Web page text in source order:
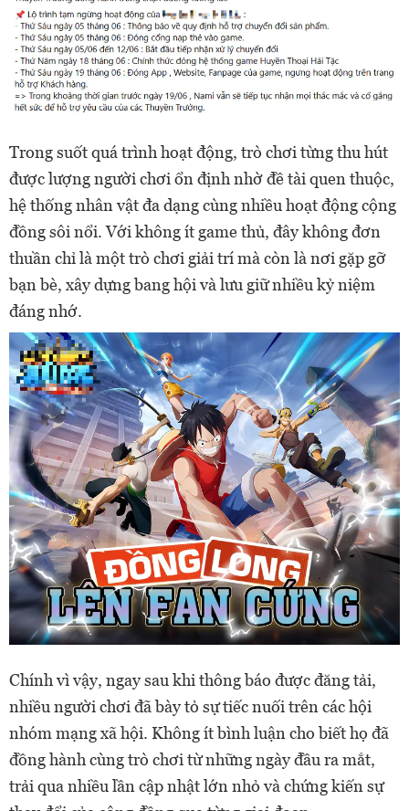
Trong suốt quá trình hoạt động, trò chơi từng thu hút
được lượng người chơi ổn định nhờ đề tài quen thuộc,
hệ thống nhân vật đa dạng cùng nhiều hoạt động cộng
đồng sôi nổi. Với không ít game thủ, đây không đơn
thuần chỉ là một trò chơi giải trí mà còn là nơi gặp gỡ
bạn bè, xây dựng bang hội và lưu giữ nhiều kỷ niệm
đáng nhớ.
Chính vì vậy, ngay sau khi thông báo được đăng tải,
nhiều người chơi đã bày tỏ sự tiếc nuối trên các hội
nhóm mạng xã hội. Không ít bình luận cho biết họ đã
đồng hành cùng trò chơi từ những ngày đầu ra mắt,
trải qua nhiều lần cập nhật lớn nhỏ và chứng kiến sự